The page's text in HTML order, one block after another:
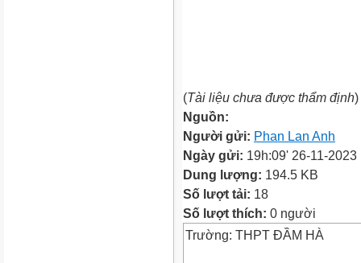
(Tài liệu chưa được thẩm định)
Nguồn:
Người gửi: Phan Lan Anh
Ngày gửi: 19h:09' 26-11-2023
Dung lượng: 194.5 KB
Số lượt tải: 18
Số lượt thích: 0 người
Trường: THPT ĐẦM HÀ